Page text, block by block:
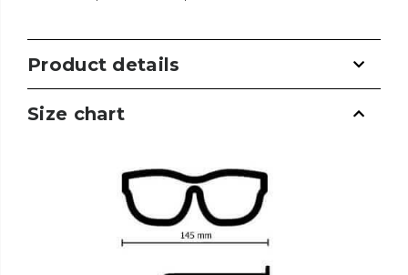
Product details
Size chart